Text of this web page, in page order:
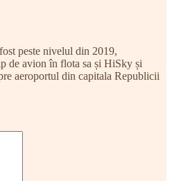
peste nivelul din 2019,
de avion în flota sa și HiSky și
aeroportul din capitala Republicii